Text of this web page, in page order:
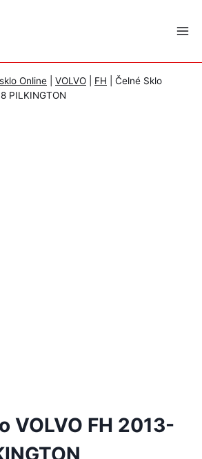
Online VOLVO FH
Čelné Sklo
PILKINGTON
VOLVO FH 2013-